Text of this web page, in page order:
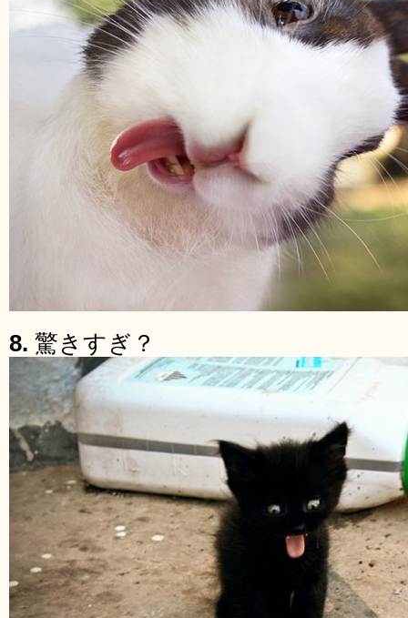
8. 驚きすぎ？